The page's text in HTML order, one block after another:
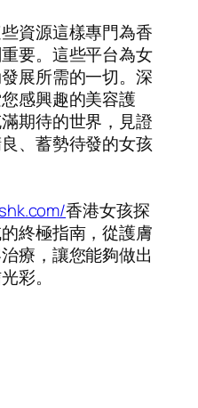
資源這樣專門為香
要。這些平台為女
展所需的一切。深
感興趣的美容護
期待的世界，見證
、蓄勢待發的女孩
香港女孩探
終極指南，從護膚
療，讓您能夠做出
彩。